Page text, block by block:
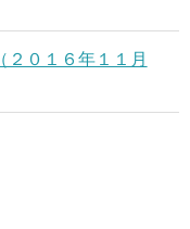
２０１６年１１月